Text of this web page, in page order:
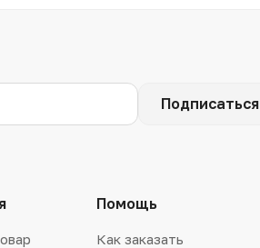
Подписаться
Помощь
Как заказать